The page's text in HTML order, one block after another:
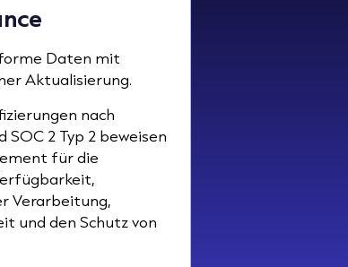
Daten mit
Aktualisierung.
nach
SOC 2 Typ 2 beweisen
für die
Verarbeitung,
und den Schutz von